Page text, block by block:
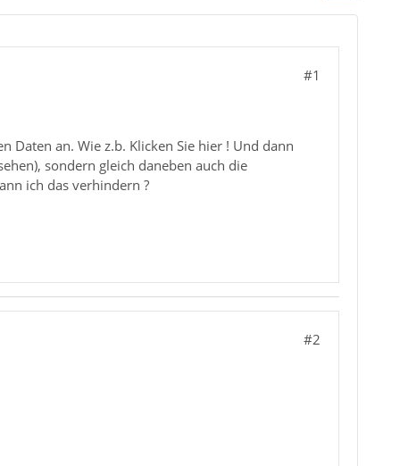
#1
Daten an. Wie z.b. Klicken Sie hier ! Und dann
sondern gleich daneben auch die
ich das verhindern ?
#2